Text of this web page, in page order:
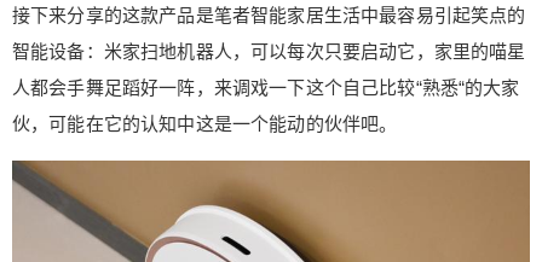
接下来分享的这款产品是笔者智能家居生活中最容易引起笑点的
智能设备：米家扫地机器人，可以每次只要启动它，家里的喵星
人都会手舞足蹈好一阵，来调戏一下这个自己比较“熟悉“的大家
伙，可能在它的认知中这是一个能动的伙伴吧。
尝试，一切后果自负。胆小者请勿尝试，一切后果
自负。胆小者请勿尝试，一切后果自负。 接下来的
这款是对于独居小哥哥小姐姐必须的好产品，叮零
能够最大程度的提升我们的安全，但是在提升安全
的同时也拥有着多种不同的有趣玩法，其中最好的
就是语音变声功能。如果当小姐姐一人独居在外
时，半夜有人敲门，我们肯定会受惊，此时我们会